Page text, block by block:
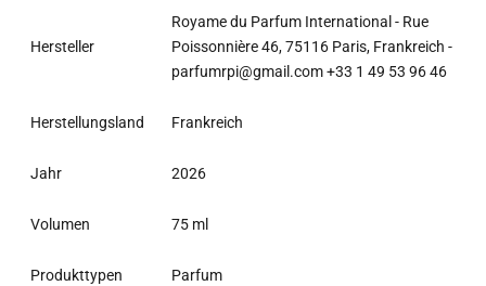
Hersteller
Royame du Parfum International - Rue
Poissonnière 46, 75116 Paris, Frankreich -
parfumrpi@gmail.com +33 1 49 53 96 46
Herstellungsland Frankreich
Jahr 2026
Volumen 75 ml
Produkttypen Parfum